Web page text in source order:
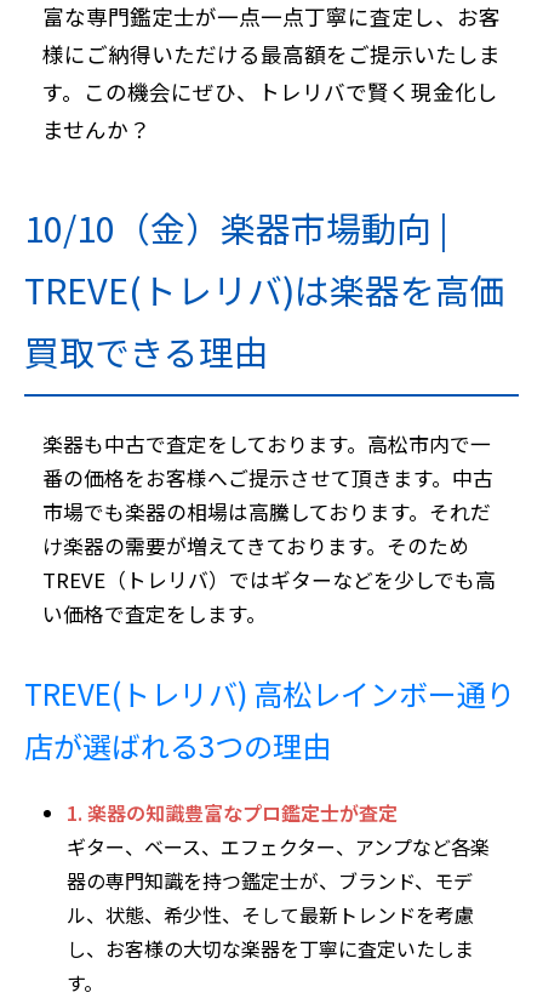
富な専門鑑定士が一点一点丁寧に査定し、お客
様にご納得いただける最高額をご提示いたしま
す。この機会にぜひ、トレリバで賢く現金化し
ませんか？
10/10（金）楽器市場動向 |
TREVE(トレリバ)は楽器を高価
買取できる理由
楽器も中古で査定をしております。高松市内で一
番の価格をお客様へご提示させて頂きます。中古
市場でも楽器の相場は高騰しております。それだ
け楽器の需要が増えてきております。そのため
TREVE（トレリバ）ではギターなどを少しでも高
い価格で査定をします。
TREVE(トレリバ) 高松レインボー通り
店が選ばれる3つの理由
1. 楽器の知識豊富なプロ鑑定士が査定
ギター、ベース、エフェクター、アンプなど各楽
器の専門知識を持つ鑑定士が、ブランド、モデ
ル、状態、希少性、そして最新トレンドを考慮
し、お客様の大切な楽器を丁寧に査定いたしま
す。